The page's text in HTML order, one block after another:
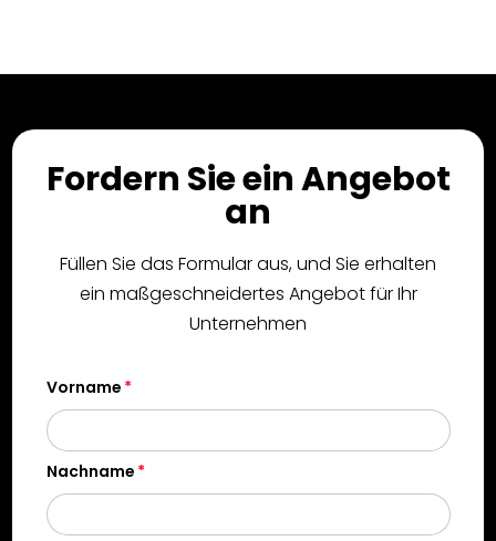
Fordern Sie ein Angebot
an
Füllen Sie das Formular aus, und Sie erhalten
ein maßgeschneidertes Angebot für Ihr
Unternehmen
Vorname
Nachname